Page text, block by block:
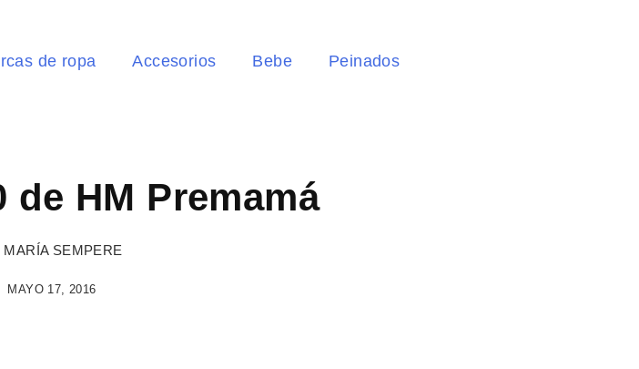
de ropa Accesorios Bebe Peinados
HM Premamá
MARÍA SEMPERE
MAYO 17, 2016